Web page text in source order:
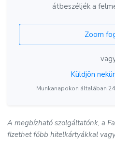
átbeszéljék a
Zoom
Küldjön
Munkanapokon általában
A megbízható szolgáltatónk, a
fizethet főbb hitelkártyákkal